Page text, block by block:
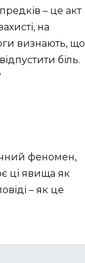
– це акт
на
визнають, що
біль.
феномен,
ці явища як
– як це